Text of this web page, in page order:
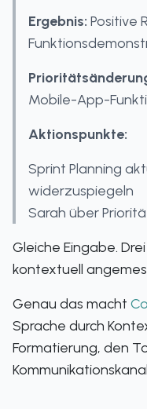
Ergebnis: Positive
Mobile-App-
Aktionspunkte:
Sprint Planning
widerzuspiegeln
Sarah über
Gleiche Eingabe.
kontextuell
Genau das macht
Sprache durch
Formatierung, den